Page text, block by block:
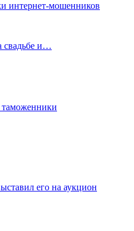
интернет-мошенников
свадьбе и…
его на аукцион